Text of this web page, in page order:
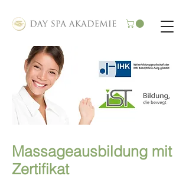
Massageausbildung mit
Zertifikat